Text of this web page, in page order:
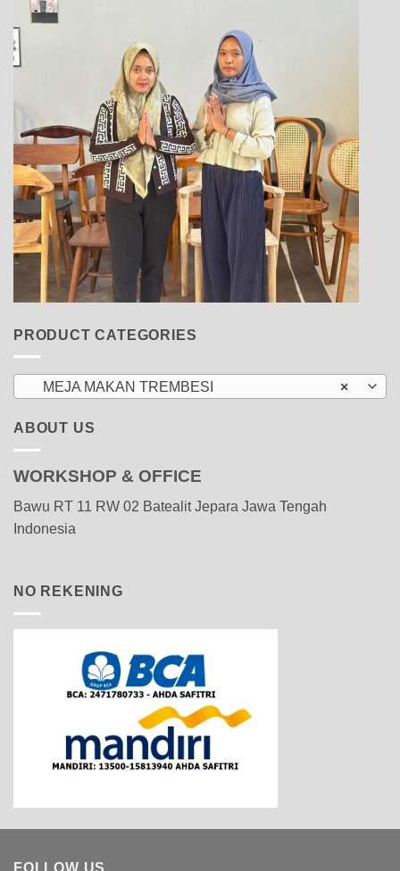
PRODUCT CATEGORIES
×
MEJA MAKAN TREMBESI
ABOUT US
WORKSHOP & OFFICE
Bawu RT 11 RW 02 Batealit Jepara Jawa Tengah
Indonesia
NO REKENING
FOLLOW US